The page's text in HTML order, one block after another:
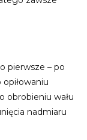
pierwsze – po
obrobieniu wału
nadmiaru